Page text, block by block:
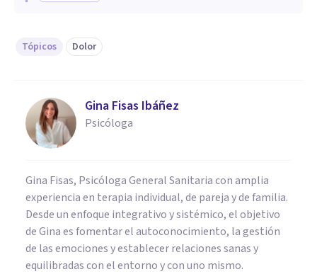
Tópicos Dolor
Gina Fisas Ibáñez
Psicóloga
Gina Fisas, Psicóloga General Sanitaria con amplia
experiencia en terapia individual, de pareja y de familia.
Desde un enfoque integrativo y sistémico, el objetivo
de Gina es fomentar el autoconocimiento, la gestión
de las emociones y establecer relaciones sanas y
equilibradas con el entorno y con uno mismo.